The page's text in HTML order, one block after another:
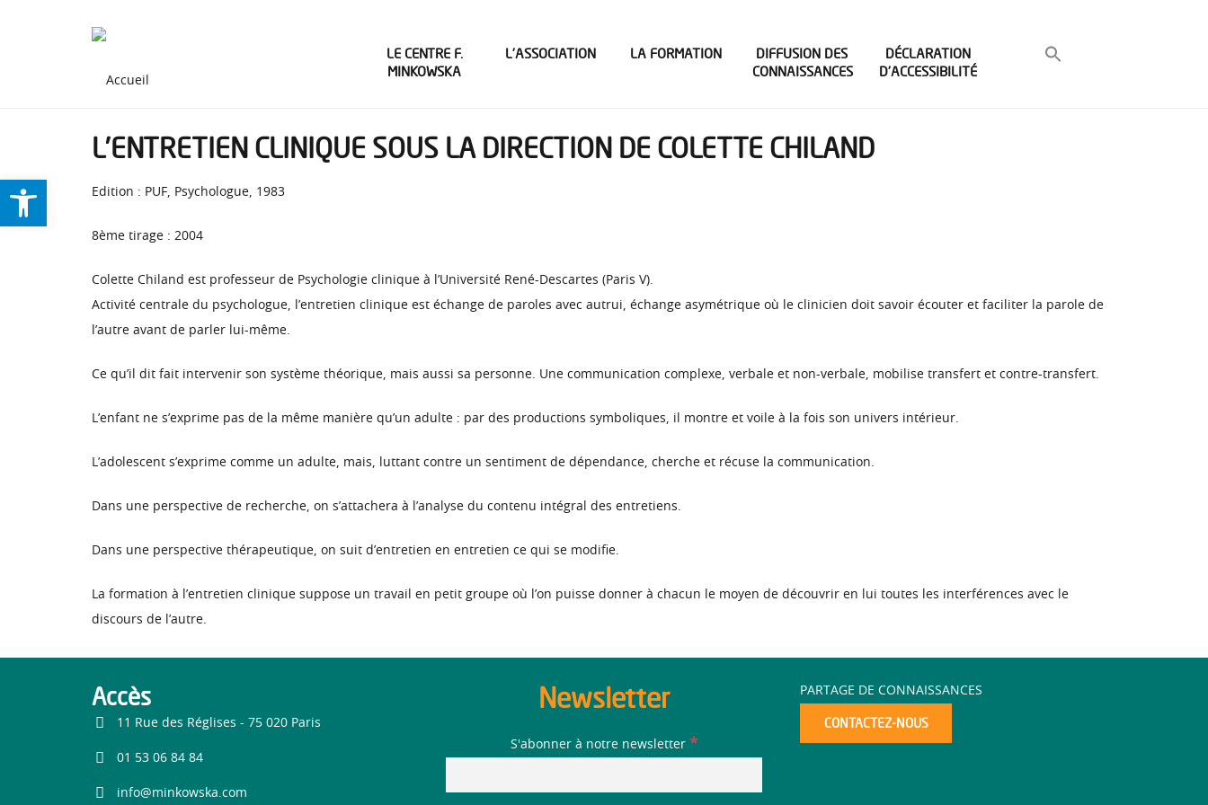
LE CENTRE F.
MINKOWSKA
L’ASSOCIATION LA FORMATION
DIFFUSION DES
CONNAISSANCES
DÉCLARATION
D’ACCESSIBILITÉ
L’ENTRETIEN CLINIQUE SOUS LA DIRECTION DE COLETTE CHILAND
Edition : PUF, Psychologue, 1983
8ème tirage : 2004
Colette Chiland est professeur de Psychologie clinique à l’Université René-Descartes (Paris V).
Activité centrale du psychologue, l’entretien clinique est échange de paroles avec autrui, échange asymétrique où le clinicien doit savoir écouter et faciliter la parole de
l’autre avant de parler lui-même.
Ce qu’il dit fait intervenir son système théorique, mais aussi sa personne. Une communication complexe, verbale et non-verbale, mobilise transfert et contre-transfert.
L’enfant ne s’exprime pas de la même manière qu’un adulte : par des productions symboliques, il montre et voile à la fois son univers intérieur.
L’adolescent s’exprime comme un adulte, mais, luttant contre un sentiment de dépendance, cherche et récuse la communication.
Dans une perspective de recherche, on s’attachera à l’analyse du contenu intégral des entretiens.
Dans une perspective thérapeutique, on suit d’entretien en entretien ce qui se modifie.
La formation à l’entretien clinique suppose un travail en petit groupe où l’on puisse donner à chacun le moyen de découvrir en lui toutes les interférences avec le
discours de l’autre.
Accès
11 Rue des Réglises - 75 020 Paris
01 53 06 84 84
info@minkowska.com
Newsletter
S'abonner à notre newsletter *
PARTAGE DE CONNAISSANCES
CONTACTEZ-NOUS
Ouvrir la barre d’outils